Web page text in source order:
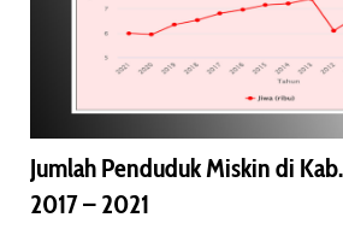
Jumlah Penduduk Miskin di
2017 – 2021